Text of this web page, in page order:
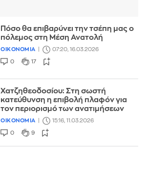
Πόσο θα επιβαρύνει την τσέπη μας ο
πόλεμος στη Μέση Ανατολή
ΟΙΚΟΝΟΜΙΑ 07:20, 16.03.2026
0 17
Χατζηθεοδοσίου: Στη σωστή
κατεύθυνση η επιβολή πλαφόν για
τον περιορισμό των ανατιμήσεων
ΟΙΚΟΝΟΜΙΑ 15:16, 11.03.2026
0 9